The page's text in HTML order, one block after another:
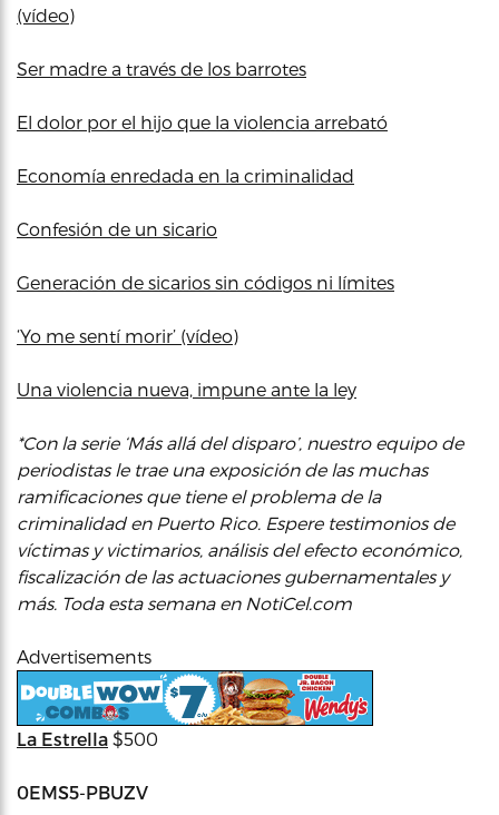
(vídeo)
Ser madre a través de los barrotes
El dolor por el hijo que la violencia arrebató
Economía enredada en la criminalidad
Confesión de un sicario
Generación de sicarios sin códigos ni límites
‘Yo me sentí morir’ (vídeo)
Una violencia nueva, impune ante la ley
*Con la serie ‘Más allá del disparo’, nuestro equipo de
periodistas le trae una exposición de las muchas
ramificaciones que tiene el problema de la
criminalidad en Puerto Rico. Espere testimonios de
víctimas y victimarios, análisis del efecto económico,
fiscalización de las actuaciones gubernamentales y
más. Toda esta semana en NotiCel.com
Advertisements
La Estrella $500
0EMS5-PBUZV